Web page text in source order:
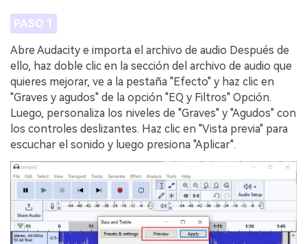
PASO 1
Abre Audacity e importa el archivo de audio Después de
ello, haz doble clic en la sección del archivo de audio que
quieres mejorar, ve a la pestaña "Efecto" y haz clic en
"Graves y agudos" de la opción "EQ y Filtros" Opción.
Luego, personaliza los niveles de "Graves" y "Agudos" con
los controles deslizantes. Haz clic en "Vista previa" para
escuchar el sonido y luego presiona "Aplicar".